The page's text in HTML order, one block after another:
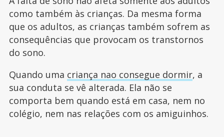
como também às crianças. Da mesma forma
que os adultos, as crianças também sofrem as
consequências que provocam os transtornos
do sono.
Quando uma criança nao consegue dormir, a
sua conduta se vê alterada. Ela não se
comporta bem quando está em casa, nem no
colégio, nem nas relações com os amiguinhos.